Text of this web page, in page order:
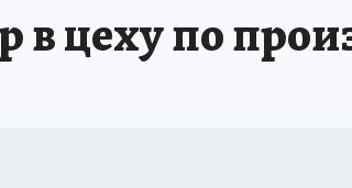
цеху по